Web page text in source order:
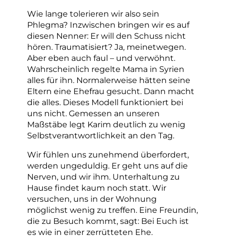
Wie lange tolerieren wir also sein
Phlegma? Inzwischen bringen wir es auf
diesen Nenner: Er will den Schuss nicht
hören. Traumatisiert? Ja, meinetwegen.
Aber eben auch faul – und verwöhnt.
Wahrscheinlich regelte Mama in Syrien
alles für ihn. Normalerweise hätten seine
Eltern eine Ehefrau gesucht. Dann macht
die alles. Dieses Modell funktioniert bei
uns nicht. Gemessen an unseren
Maßstäbe legt Karim deutlich zu wenig
Selbstverantwortlichkeit an den Tag.
Wir fühlen uns zunehmend überfordert,
werden ungeduldig. Er geht uns auf die
Nerven, und wir ihm. Unterhaltung zu
Hause findet kaum noch statt. Wir
versuchen, uns in der Wohnung
möglichst wenig zu treffen. Eine Freundin,
die zu Besuch kommt, sagt: Bei Euch ist
es wie in einer zerrütteten Ehe.